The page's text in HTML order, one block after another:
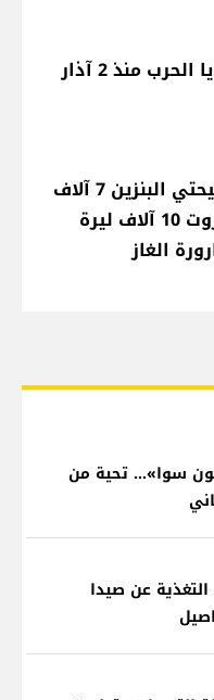
منذ 2 آذار
انخفاض سعر صفيحتي البنزين 7 آلاف
ليرة وارتفاع المازوت 10 آلاف ليرة
الغاز
سوا»… تحية من
عن صيدا